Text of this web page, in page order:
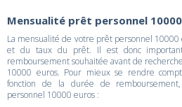
Mensualité prêt personnel
La mensualité de votre prêt personnel
et du taux du prêt. Il est donc
remboursement souhaitée avant de
10000 euros. Pour mieux se rendre
fonction de la durée de
personnel 10000 euros :